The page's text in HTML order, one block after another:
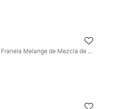
Chaqueta Resort en Franela Melange de Mezcla de Lana